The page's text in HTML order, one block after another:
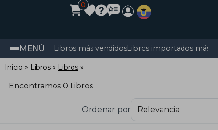
0
MENÚ Libros más vendidosLibros importados más
Inicio Libros Libros
Encontramos 0 Libros
Ordenar por